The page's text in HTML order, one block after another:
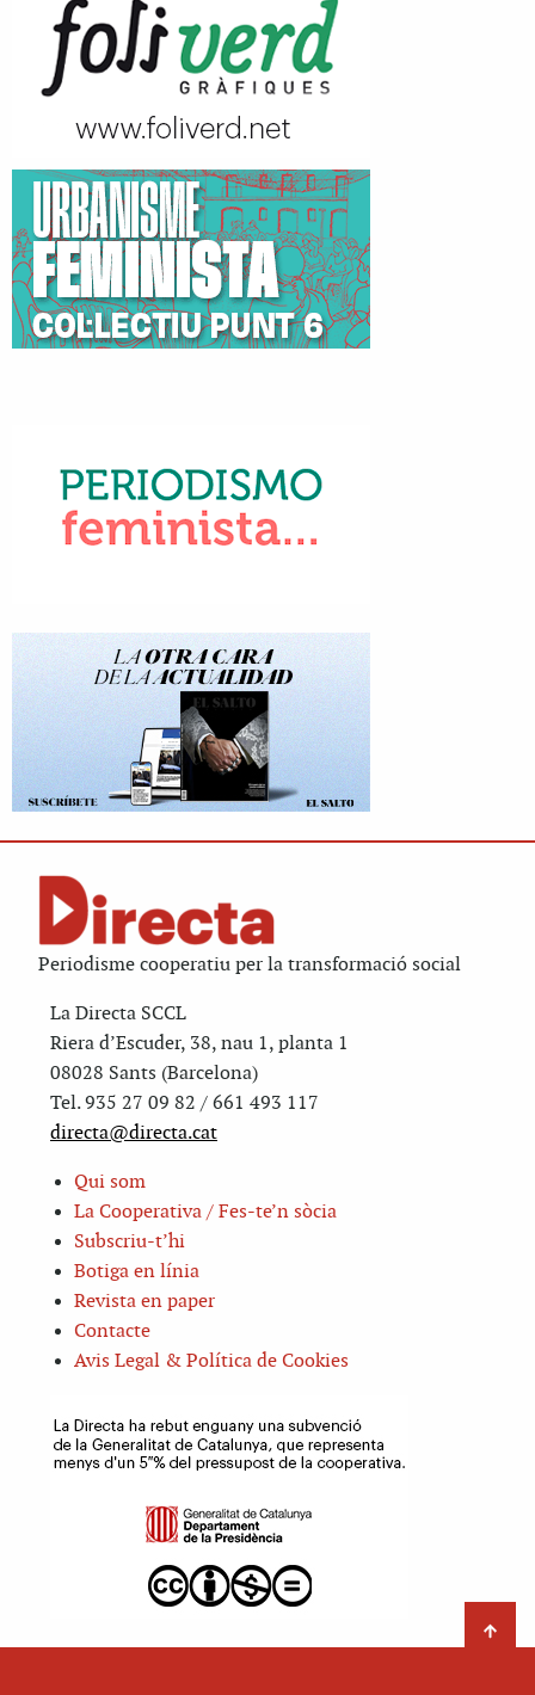
Periodisme cooperatiu per la transformació social
La Directa SCCL
Riera d’Escuder, 38, nau 1, planta 1
08028 Sants (Barcelona)
Tel. 935 27 09 82 / 661 493 117
directa@directa.cat
Qui som
La Cooperativa / Fes-te’n sòcia
Subscriu-t’hi
Botiga en línia
Revista en paper
Contacte
Avis Legal & Política de Cookies